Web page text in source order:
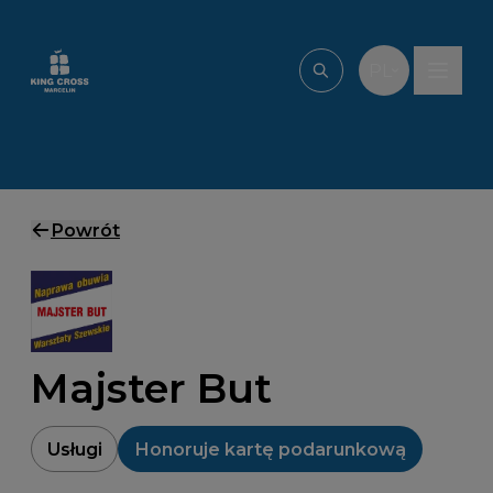
Wpisz, czego
Powrót
Majster But
Usługi Honoruje kartę podarunkową